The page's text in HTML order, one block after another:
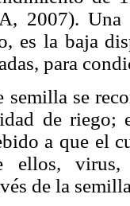
2007).
es la baja
para
se
de riego;
a que el
ellos,
de la